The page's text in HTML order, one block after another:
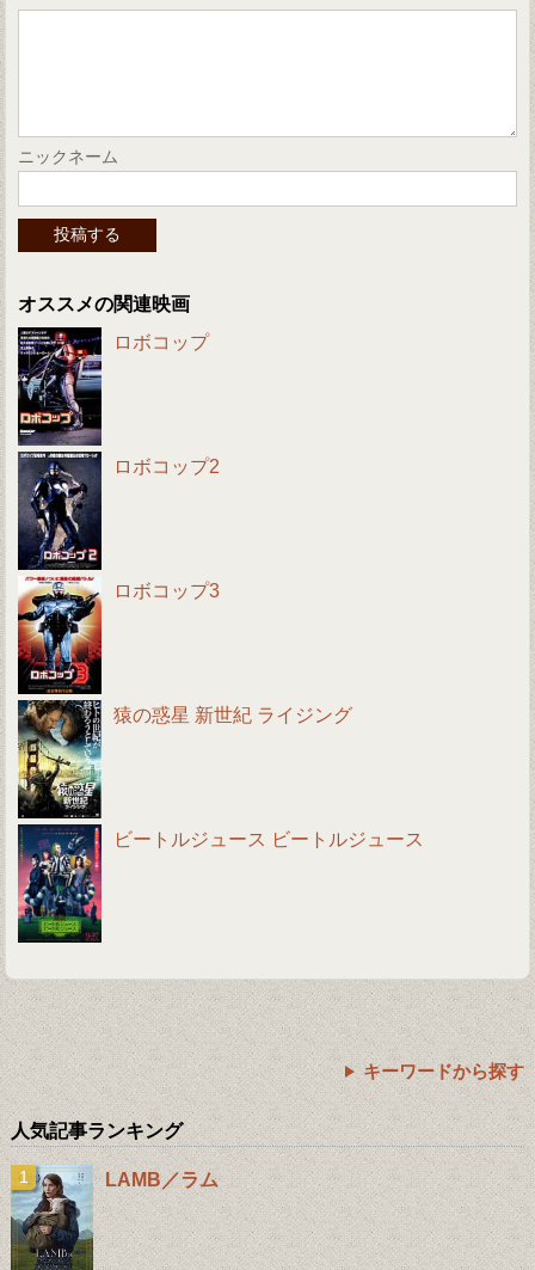
ニックネーム
オススメの関連映画
ロボコップ
ロボコップ2
ロボコップ3
猿の惑星 新世紀 ライジング
ビートルジュース ビートルジュース
キーワードから探す
人気記事ランキング
LAMB／ラム